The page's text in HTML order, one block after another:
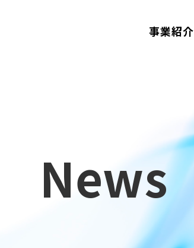
事業紹介
News